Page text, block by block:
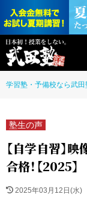
学習塾・予備校なら武田
塾生の声
【自学自習】
合格！【2025】
2025年03月12日(水)